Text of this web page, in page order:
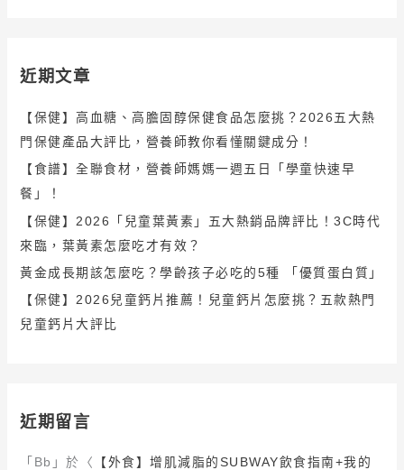
近期文章
【保健】高血糖、高膽固醇保健食品怎麼挑？2026五大熱
門保健產品大評比，營養師教你看懂關鍵成分！
【食譜】全聯食材，營養師媽媽一週五日「學童快速早
餐」！
【保健】2026「兒童葉黃素」五大熱銷品牌評比！3C時代
來臨，葉黃素怎麼吃才有效？
黃金成長期該怎麼吃？學齡孩子必吃的5種 「優質蛋白質」
【保健】2026兒童鈣片推薦！兒童鈣片怎麼挑？五款熱門
兒童鈣片大評比
近期留言
「 Bb 」於〈
【外食】增肌減脂的SUBWAY飲食指南+我的